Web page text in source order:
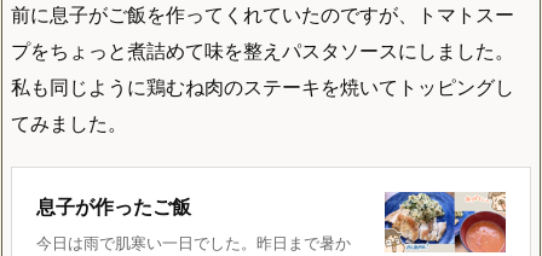
前に息子がご飯を作ってくれていたのですが、トマトスー
プをちょっと煮詰めて味を整えパスタソースにしました。
私も同じように鶏むね肉のステーキを焼いてトッピングし
てみました。
息子が作ったご飯
今日は雨で肌寒い一日でした。昨日まで暑か